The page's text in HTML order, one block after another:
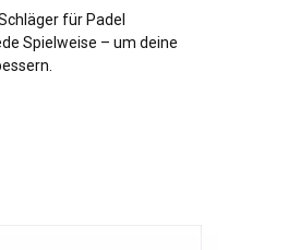
für Padel
Spielweise – um deine